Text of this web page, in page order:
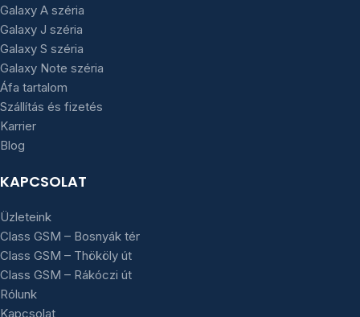
Galaxy A széria
Galaxy J széria
Galaxy S széria
Galaxy Note széria
Áfa tartalom
Szállítás és fizetés
Karrier
Blog
KAPCSOLAT
Üzleteink
Class GSM – Bosnyák tér
Class GSM – Thököly út
Class GSM – Rákóczi út
Rólunk
Kapcsolat